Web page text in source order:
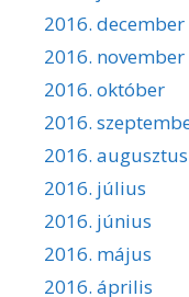
2016. december
2016. november
2016. október
2016.
2016. augusztus
2016. július
2016. június
2016. május
2016. április